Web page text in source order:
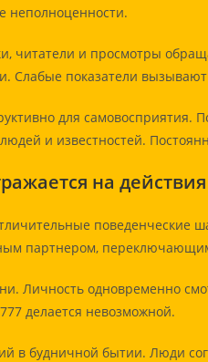
неполноценности.
читатели и просмотры
Слабые показатели
для самовосприятия.
и известностей.
на действия
поведенческие
партнером,
Личность одновременно
делается невозможной.
в будничной бытии. Люди